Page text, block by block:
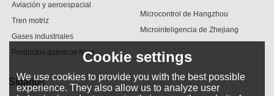
Aviación y aeroespacial
Tren motriz
Gases industriales
Productos químicos finos
Microcontrol de Hangzhou
Microinteligencia de Zhejiang
Síganos
Cookie settings
We use cookies to provide you with the best possible
experience. They also allow us to analyze user